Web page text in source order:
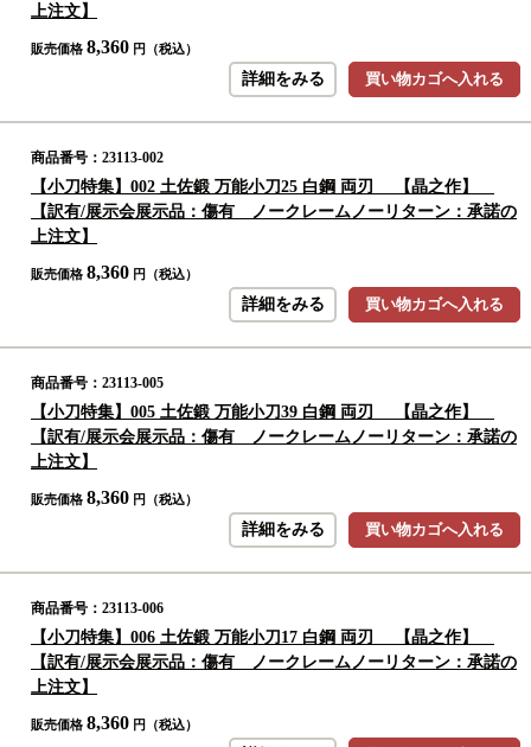
上注文】
販売価格 8,360 円（税込）
買い物カゴへ入れる
詳細をみる
商品番号：23113-002
【小刀特集】002 土佐鍛 万能小刀25 白鋼 両刃 【晶之作】
【訳有/展示会展示品：傷有 ノークレームノーリターン：承諾の
上注文】
販売価格 8,360 円（税込）
買い物カゴへ入れる
詳細をみる
商品番号：23113-005
【小刀特集】005 土佐鍛 万能小刀39 白鋼 両刃 【晶之作】
【訳有/展示会展示品：傷有 ノークレームノーリターン：承諾の
上注文】
販売価格 8,360 円（税込）
買い物カゴへ入れる
詳細をみる
商品番号：23113-006
【小刀特集】006 土佐鍛 万能小刀17 白鋼 両刃 【晶之作】
【訳有/展示会展示品：傷有 ノークレームノーリターン：承諾の
上注文】
販売価格 8,360 円（税込）